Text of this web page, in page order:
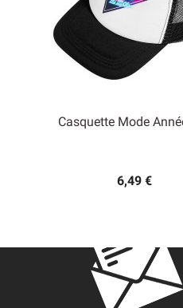
Casquette Mode
6,49 €